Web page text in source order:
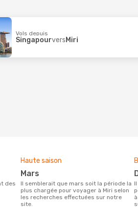
Vols depuis
SingapourversMiri
Haute saison
mars
Il semblerait que mars soit la période la
plus chargée pour voyager à Miri selon
les recherches effectuées sur notre
site.
Il semblerait que décembre soit la